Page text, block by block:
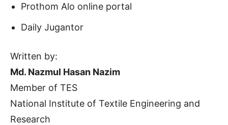
Prothom Alo online portal
Daily Jugantor
Written by:
Md. Nazmul Hasan Nazim
Member of TES
National Institute of Textile Engineering and
Research